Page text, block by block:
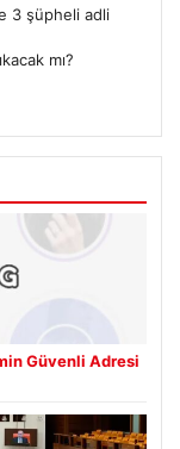
3 şüpheli adli
mı?
Güvenli Adresi